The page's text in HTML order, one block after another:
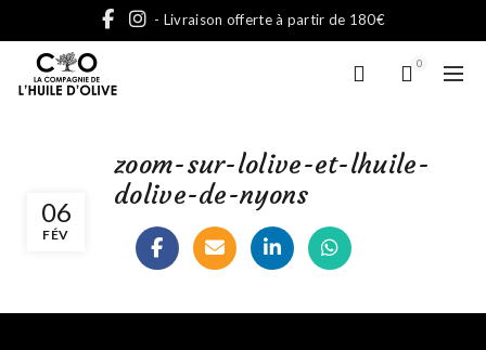
- Livraison offerte à partir de 180€
0
06
FÉV
zoom-sur-lolive-et-lhuile-
dolive-de-nyons